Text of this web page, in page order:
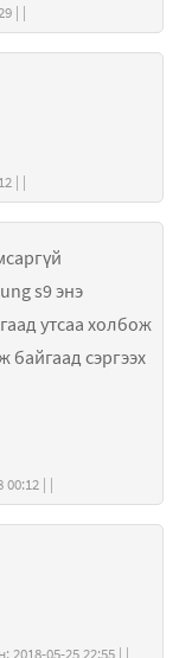
Зочин хэзээ бичсэн: 2019-10-25 01:29 | |
Зочин хэзээ бичсэн: 2019-08-08 08:12 | |
s9 энэ
утсаа холбож
байгаад сэргээх
S9 (зочин) хэзээ бичсэн: 2018-05-28 00:12 | |
цэнхэр халим (зочин) хэзээ бичсэн: 2018-05-25 22:55 | |